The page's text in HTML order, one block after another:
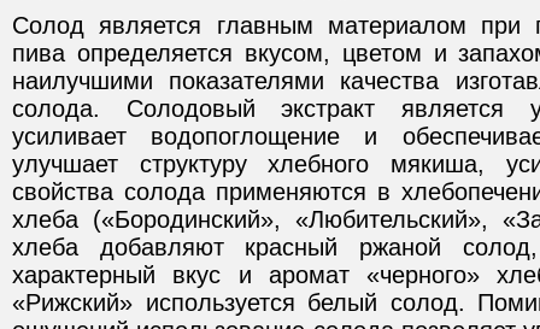
Солод является главным материалом при
пива определяется вкусом, цветом и
наилучшими показателями качества
солода. Солодовый экстракт является
усиливает водопоглощение и
улучшает структуру хлебного мякиша,
свойства солода применяются в
хлеба («Бородинский», «Любительский»,
хлеба добавляют красный ржаной
характерный вкус и аромат «черного»
«Рижский» используется белый солод.